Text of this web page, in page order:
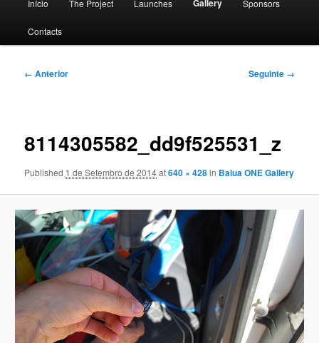
principal
Início The Project Launches Gallery Sponsors
Contacts
Navegação
← Anterior Seguinte →
8114305582_dd9f525531_z
Published 1 de Setembro de 2014at640 × 428in Balua ONE Gallery